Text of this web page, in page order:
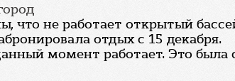
что не работает открытый
отдых с 15 декабря.
момент работает. Это